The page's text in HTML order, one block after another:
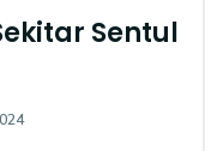
Sentul